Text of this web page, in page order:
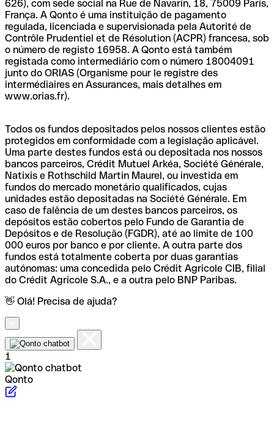
626), com sede social na Rue de Navarin, 18, 75009 Paris,
França. A Qonto é uma instituição de pagamento
regulada, licenciada e supervisionada pela Autorité de
Contrôle Prudentiel et de Résolution (ACPR) francesa, sob
o número de registo 16958. A Qonto está também
registada como intermediário com o número 18004091
junto do ORIAS (Organisme pour le registre des
intermédiaires en Assurances, mais detalhes em
www.orias.fr).
Todos os fundos depositados pelos nossos clientes estão
protegidos em conformidade com a legislação aplicável.
Uma parte destes fundos está ou depositada nos nossos
bancos parceiros, Crédit Mutuel Arkéa, Société Générale,
Natixis e Rothschild Martin Maurel, ou investida em
fundos do mercado monetário qualificados, cujas
unidades estão depositadas na Société Générale. Em
caso de falência de um destes bancos parceiros, os
depósitos estão cobertos pelo Fundo de Garantia de
Depósitos e de Resolução (FGDR), até ao limite de 100
000 euros por banco e por cliente. A outra parte dos
fundos está totalmente coberta por duas garantias
autónomas: uma concedida pelo Crédit Agricole CIB, filial
do Crédit Agricole S.A., e a outra pelo BNP Paribas.
👋 Olá! Precisa de ajuda?
1
Qonto